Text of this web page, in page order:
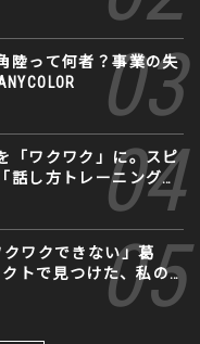
陸って何者？事業の失
「ワクワク」に。スピ
話し方トレーニング」
ワクできない」葛
トで見つけた、私の